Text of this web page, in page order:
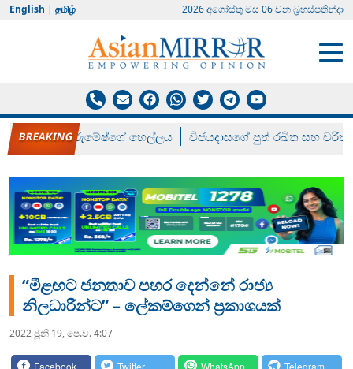
English | தமிழ் 2026 අගෝස්‍තු මස 06 වන බ්‍රහස්පතින්දා
රන් ගෙනා රුමේෂ්ගේ හෙල්ලය විජයදාසගේ පුත් රඛිත සහ චරිත්
“මීළඟට ජනතාව පහර දෙන්නේ රාජ්‍ය
නිලධාරීන්ට” – ලේකම්ගෙන් ප්‍රකාශයක්
2022 ජූනි 19, පෙ.ව. 4:07
Facebook Twitter WhatsApp Telegram